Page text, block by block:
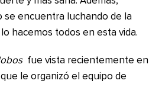
se encuentra luchando de la
hacemos todos en esta vida.
fue vista recientemente en
le organizó el equipo de